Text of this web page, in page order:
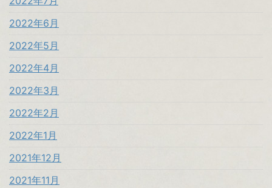
2022年6月
2022年5月
2022年4月
2022年3月
2022年2月
2022年1月
2021年12月
2021年11月